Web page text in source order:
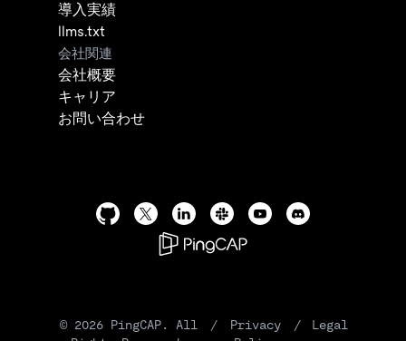
導入実績
llms.txt
会社関連
会社概要
キャリア
お問い合わせ
© 2026PingCAP. All
/
Privacy
/ Legal